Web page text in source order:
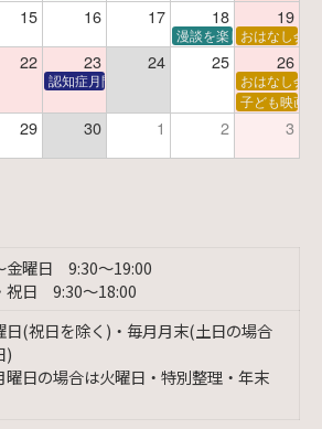
15 16 17 18 19
漫談を楽しむ会 ～漫談
おはなし会
22 23 24 25 26
を感じるクラシック
認知症月間 特別映画会「調査屋マオさんの恋
おはなし会
子ども映画会
29 30 1 2 3
金曜日 9:30〜19:00
祝日 9:30〜18:00
日(祝日を除く)・毎月月末(土日の場合
)
曜日の場合は火曜日・特別整理・年末